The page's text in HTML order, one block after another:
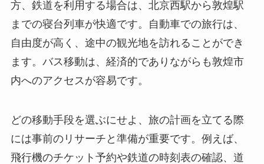
方、鉄道を利用する場合は、北京西駅から敦煌駅
までの寝台列車が快適です。自動車での旅行は、
自由度が高く、途中の観光地を訪れることができ
ます。バス移動は、経済的でありながらも敦煌市
内へのアクセスが容易です。
どの移動手段を選ぶにせよ、旅の計画を立てる際
には事前のリサーチと準備が重要です。例えば、
飛行機のチケット予約や鉄道の時刻表の確認、道